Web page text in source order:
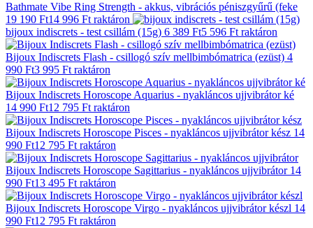
Bathmate Vibe Ring Strength - akkus, vibrációs péniszgyűrű (feke
19 190 Ft14 996 Ft raktáron
bijoux indiscrets - test csillám (15g) 6 389 Ft5 596 Ft raktáron
Bijoux Indiscrets Flash - csillogó szív mellbimbómatrica (ezüst) 4
990 Ft3 995 Ft raktáron
Bijoux Indiscrets Horoscope Aquarius - nyakláncos ujjvibrátor ké
14 990 Ft12 795 Ft raktáron
Bijoux Indiscrets Horoscope Pisces - nyakláncos ujjvibrátor kész 14
990 Ft12 795 Ft raktáron
Bijoux Indiscrets Horoscope Sagittarius - nyakláncos ujjvibrátor 14
990 Ft13 495 Ft raktáron
Bijoux Indiscrets Horoscope Virgo - nyakláncos ujjvibrátor készl 14
990 Ft12 795 Ft raktáron